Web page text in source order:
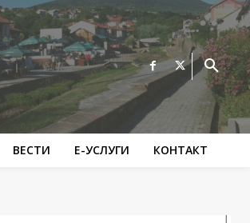
ВЕСТИ Е-УСЛУГИ КОНТАКТ